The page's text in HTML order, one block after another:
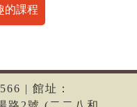
的課程
| 館址：